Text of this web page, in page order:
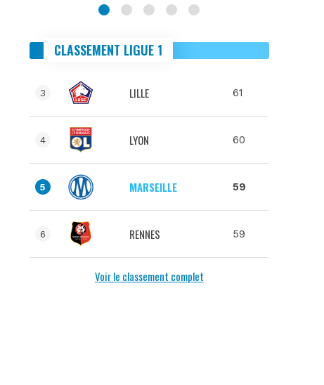
CLASSEMENT LIGUE 1
3 LILLE 61
4 LYON 60
5 MARSEILLE 59
6 RENNES 59
Voir le classement complet